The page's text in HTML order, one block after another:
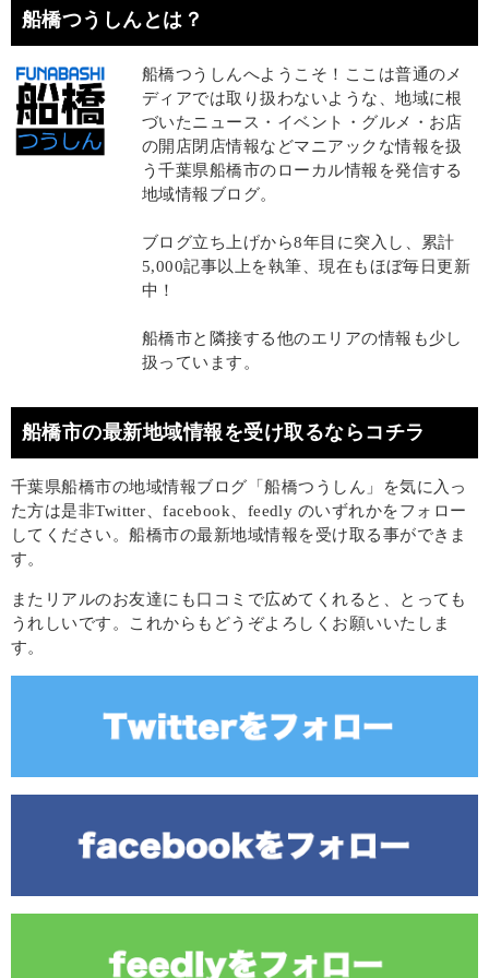
船橋つうしんとは？
船橋つうしんへようこそ！ここは普通のメ
ディアでは取り扱わないような、地域に根
づいたニュース・イベント・グルメ・お店
の開店閉店情報などマニアックな情報を扱
う千葉県船橋市のローカル情報を発信する
地域情報ブログ。
ブログ立ち上げから8年目に突入し、累計
5,000記事以上を執筆、現在もほぼ毎日更新
中！
船橋市と隣接する他のエリアの情報も少し
扱っています。
船橋市の最新地域情報を受け取るならコチラ
千葉県船橋市の地域情報ブログ「船橋つうしん」を気に入っ
た方は是非Twitter、facebook、feedly のいずれかをフォロー
してください。船橋市の最新地域情報を受け取る事ができま
す。
またリアルのお友達にも口コミで広めてくれると、とっても
うれしいです。これからもどうぞよろしくお願いいたしま
す。